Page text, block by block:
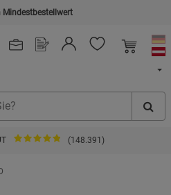
Mindestbestellwert
(148.391)
Shop